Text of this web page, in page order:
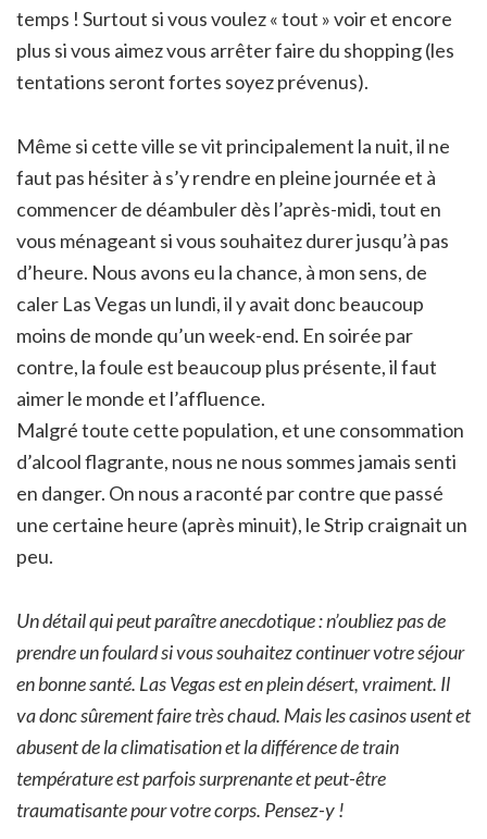
temps ! Surtout si vous voulez « tout » voir et encore
plus si vous aimez vous arrêter faire du shopping (les
tentations seront fortes soyez prévenus).
Même si cette ville se vit principalement la nuit, il ne
faut pas hésiter à s’y rendre en pleine journée et à
commencer de déambuler dès l’après-midi, tout en
vous ménageant si vous souhaitez durer jusqu’à pas
d’heure. Nous avons eu la chance, à mon sens, de
caler Las Vegas un lundi, il y avait donc beaucoup
moins de monde qu’un week-end. En soirée par
contre, la foule est beaucoup plus présente, il faut
aimer le monde et l’affluence.
Malgré toute cette population, et une consommation
d’alcool flagrante, nous ne nous sommes jamais senti
en danger. On nous a raconté par contre que passé
une certaine heure (après minuit), le Strip craignait un
peu.
Un détail qui peut paraître anecdotique : n’oubliez pas de
prendre un foulard si vous souhaitez continuer votre séjour
en bonne santé. Las Vegas est en plein désert, vraiment. Il
va donc sûrement faire très chaud. Mais les casinos usent et
abusent de la climatisation et la différence de train
température est parfois surprenante et peut-être
traumatisante pour votre corps. Pensez-y !